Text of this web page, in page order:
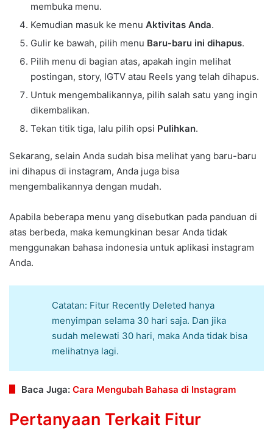
membuka menu.
Kemudian masuk ke menu Aktivitas Anda.
Gulir ke bawah, pilih menu Baru-baru ini dihapus.
Pilih menu di bagian atas, apakah ingin melihat
postingan, story, IGTV atau Reels yang telah dihapus.
Untuk mengembalikannya, pilih salah satu yang ingin
dikembalikan.
Tekan titik tiga, lalu pilih opsi Pulihkan.
Sekarang, selain Anda sudah bisa melihat yang baru-baru
ini dihapus di instagram, Anda juga bisa
mengembalikannya dengan mudah.
Apabila beberapa menu yang disebutkan pada panduan di
atas berbeda, maka kemungkinan besar Anda tidak
menggunakan bahasa indonesia untuk aplikasi instagram
Anda.
Catatan: Fitur Recently Deleted hanya
menyimpan selama 30 hari saja. Dan jika
sudah melewati 30 hari, maka Anda tidak bisa
melihatnya lagi.
Baca Juga: Cara Mengubah Bahasa di Instagram
Pertanyaan Terkait Fitur